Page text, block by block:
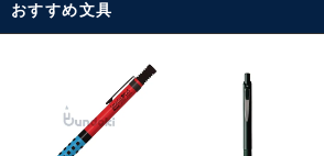
おすすめ文具